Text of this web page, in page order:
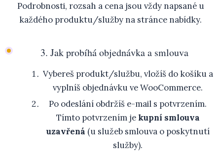
Podrobnosti, rozsah a cena jsou vždy napsané u
každého produktu/služby na stránce nabídky.
3. Jak probíhá objednávka a smlouva
Vybereš produkt/službu, vložíš do košíku a
vyplníš objednávku ve WooCommerce.
Po odeslání obdržíš e-mail s potvrzením.
Tímto potvrzením jekupní smlouva
uzavřená (u služeb smlouva o poskytnutí
služby).